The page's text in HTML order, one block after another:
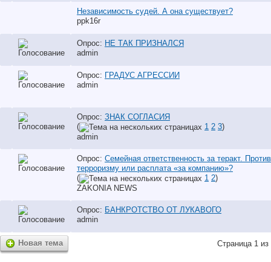
Независимость судей. А она существует?
ppk16r
Опрос: НЕ ТАК ПРИЗНАЛСЯ
аdmin
Опрос: ГРАДУС АГРЕССИИ
аdmin
Опрос: ЗНАК СОГЛАСИЯ
(
1 2 3)
аdmin
Опрос: Семейная ответственность за теракт.
терроризму или расплата «за компанию»?
(
1 2)
ZAKONIA NEWS
Опрос: БАНКРОТСТВО ОТ ЛУКАВОГО
аdmin
Новая тема Страница 1 из